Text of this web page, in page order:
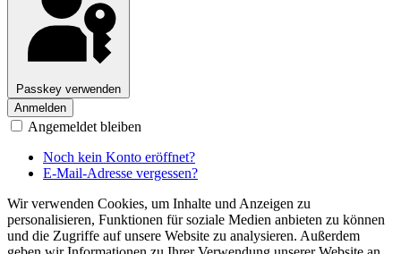
Passkey verwenden
Anmelden
Angemeldet bleiben
Noch kein Konto eröffnet?
E-Mail-Adresse vergessen?
Wir verwenden Cookies, um Inhalte und Anzeigen zu
personalisieren, Funktionen für soziale Medien anbieten zu können
und die Zugriffe auf unsere Website zu analysieren. Außerdem